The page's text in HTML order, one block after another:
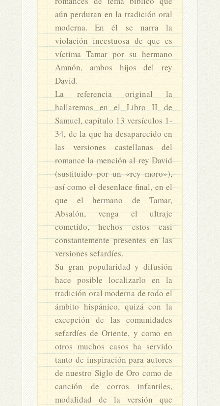
aún perduran en la tradición oral
moderna. En él se narra la
violación incestuosa de que es
víctima Tamar por su hermano
Amnón, ambos hijos del rey
David.
La referencia original la
hallaremos en el Libro II de
Samuel, capítulo 13 versículos 1-
34, de la que ha desaparecido en
las versiones castellanas del
romance la mención al rey David
(sustituido por un «rey moro»),
así como el desenlace final, en el
que el hermano de Tamar,
Absalón, venga el ultraje
cometido, hechos estos casi
constantemente presentes en las
versiones sefardíes.
Su gran popularidad y difusión
hace posible localizarlo en la
tradición oral moderna de todo el
ámbito hispánico, quizá con la
excepción de las comunidades
sefardíes de Oriente, y como en
otros muchos casos ha servido
tanto de inspiración para autores
de nuestro Siglo de Oro como de
canción de corros infantiles,
modalidad de la versión que